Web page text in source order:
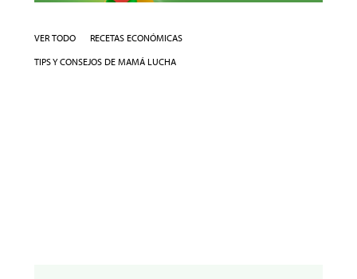
VER TODO
RECETAS ECONÓMICAS
TIPS Y CONSEJOS DE MAMÁ LUCHA